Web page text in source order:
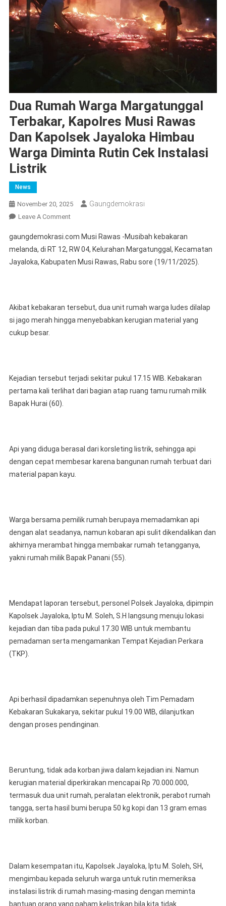
Dua Rumah Warga Margatunggal
Terbakar, Kapolres Musi Rawas
Dan Kapolsek Jayaloka Himbau
Warga Diminta Rutin Cek Instalasi
Listrik
News
November 20, 2025 Gaungdemokrasi
Leave A CommentOn
Rumah
Warga
Margatunggal
Rawas
Dan
Diminta
Rutin
gaungdemokrasi.com Musi Rawas -Musibah kebakaran
melanda, di RT 12, RW 04, Kelurahan Margatunggal, Kecamatan
Jayaloka, Kabupaten Musi Rawas, Rabu sore (19/11/2025).
Akibat kebakaran tersebut, dua unit rumah warga ludes dilalap
si jago merah hingga menyebabkan kerugian material yang
cukup besar.
Kejadian tersebut terjadi sekitar pukul 17.15 WIB. Kebakaran
pertama kali terlihat dari bagian atap ruang tamu rumah milik
Bapak Hurai (60).
Api yang diduga berasal dari korsleting listrik, sehingga api
dengan cepat membesar karena bangunan rumah terbuat dari
material papan kayu.
Warga bersama pemilik rumah berupaya memadamkan api
dengan alat seadanya, namun kobaran api sulit dikendalikan dan
akhirnya merambat hingga membakar rumah tetangganya,
yakni rumah milik Bapak Panani (55).
Mendapat laporan tersebut, personel Polsek Jayaloka, dipimpin
Kapolsek Jayaloka, Iptu M. Soleh, S.H langsung menuju lokasi
kejadian dan tiba pada pukul 17.30 WIB untuk membantu
pemadaman serta mengamankan Tempat Kejadian Perkara
(TKP).
Api berhasil dipadamkan sepenuhnya oleh Tim Pemadam
Kebakaran Sukakarya, sekitar pukul 19.00 WIB, dilanjutkan
dengan proses pendinginan.
Beruntung, tidak ada korban jiwa dalam kejadian ini. Namun
kerugian material diperkirakan mencapai Rp 70.000.000,
termasuk dua unit rumah, peralatan elektronik, perabot rumah
tangga, serta hasil bumi berupa 50 kg kopi dan 13 gram emas
milik korban.
Dalam kesempatan itu, Kapolsek Jayaloka, Iptu M. Soleh, SH,
mengimbau kepada seluruh warga untuk rutin memeriksa
instalasi listrik di rumah masing-masing dengan meminta
bantuan orang yang paham kelistrikan bila kita tidak